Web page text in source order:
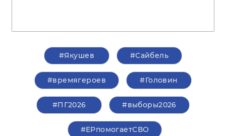
#Якушев #Сайбель
#времягероев #Головин
#ПГ2026 #выборы2026
#ЕРпомогаетСВО